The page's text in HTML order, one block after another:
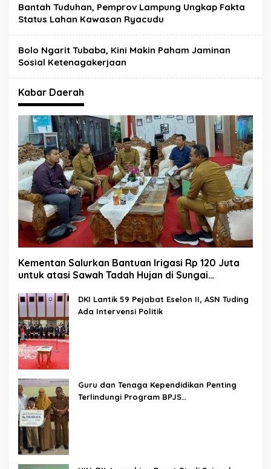
Bantah Tuduhan, Pemprov Lampung Ungkap Fakta
Status Lahan Kawasan Ryacudu
Bolo Ngarit Tubaba, Kini Makin Paham Jaminan
Sosial Ketenagakerjaan
Kabar Daerah
Kementan Salurkan Bantuan Irigasi Rp 120 Juta
untuk atasi Sawah Tadah Hujan di Sungai
DKI Lantik 59 Pejabat Eselon II, ASN Tuding
Ada Intervensi Politik
Guru dan Tenaga Kependidikan Penting
Terlindungi Program BPJS